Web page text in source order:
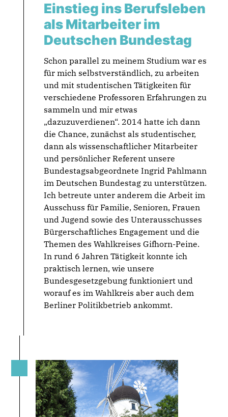
Einstieg ins Berufsleben
als Mitarbeiter im
Deutschen Bundestag
Schon parallel zu meinem Studium war es
für mich selbstverständlich, zu arbeiten
und mit studentischen Tätigkeiten für
verschiedene Professoren Erfahrungen zu
sammeln und mir etwas
„dazuzuverdienen“. 2014 hatte ich dann
die Chance, zunächst als studentischer,
dann als wissenschaftlicher Mitarbeiter
und persönlicher Referent unsere
Bundestagsabgeordnete Ingrid Pahlmann
im Deutschen Bundestag zu unterstützen.
Ich betreute unter anderem die Arbeit im
Ausschuss für Familie, Senioren, Frauen
und Jugend sowie des Unterausschusses
Bürgerschaftliches Engagement und die
Themen des Wahlkreises Gifhorn-Peine.
In rund 6 Jahren Tätigkeit konnte ich
praktisch lernen, wie unsere
Bundesgesetzgebung funktioniert und
worauf es im Wahlkreis aber auch dem
Berliner Politikbetrieb ankommt.